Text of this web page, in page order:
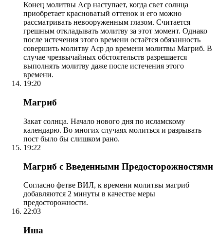
Конец молитвы Аср наступает, когда свет солнца
приобретает красноватый оттенок и его можно
рассматривать невооруженным глазом. Считается
грешным откладывать молитву за этот момент. Однако
после истечения этого времени остаётся обязанность
совершить молитву Аср до времени молитвы Магриб. В
случае чрезвычайных обстоятельств разрешается
выполнять молитву даже после истечения этого
времени.
19:20
Магриб
Закат солнца. Начало нового дня по исламскому
календарю. Во многих случаях молиться и разрывать
пост было бы слишком рано.
19:22
Магриб с Введенными Предосторожностями
Согласно фетве ВИЛ, к времени молитвы магриб
добавляются 2 минуты в качестве меры
предосторожности.
22:03
Иша